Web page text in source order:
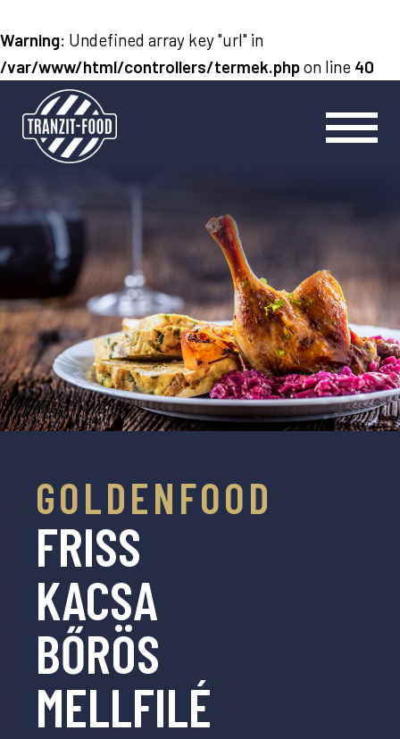
Warning: Undefined array key "url" in
/var/www/html/controllers/termek.phpon line 40
GOLDENFOOD
FRISS
KACSA
BŐRÖS
MELLFILÉ